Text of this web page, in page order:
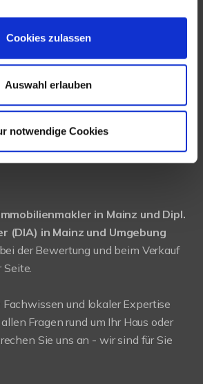
Cookies zulassen
Auswahl erlauben
notwendige Cookies
28
/ 9010188
koehler.de
koehler.de
in Mainz und Dipl.
(DIA) in Mainz und Umgebung
der Bewertung und beim Verkauf
und lokaler Expertise
Fragen rund um Ihr Haus oder
Sie uns an - wir sind für Sie